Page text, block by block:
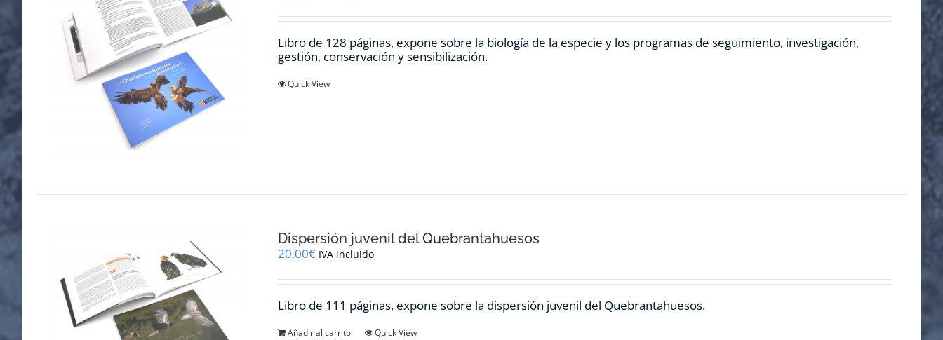
Libro de 128 páginas, expone sobre la biología de la especie y los programas de seguimiento, investigación,
gestión, conservación y sensibilización.
Quick View
Dispersión juvenil del Quebrantahuesos
20,00€ IVA incluido
Libro de 111 páginas, expone sobre la dispersión juvenil del Quebrantahuesos.
Añadir al carrito Quick View